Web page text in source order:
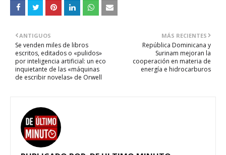
MÁS RECIENTES
República Dominicana y
Surinam mejoran la
cooperación en materia de
energía e hidrocarburos
ANTIGUOS
Se venden miles de libros
escritos, editados o «pulidos»
por inteligencia artificial: un eco
inquietante de las «máquinas
de escribir novelas» de Orwell